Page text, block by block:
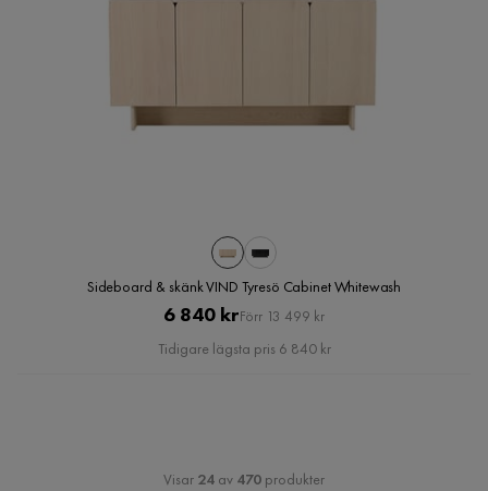
Sideboard & skänk VIND Tyresö Cabinet Whitewash
Pris
6 840 krOriginal
Pris
Förr 13 499 kr
Tidigare lägsta pris 6 840 kr
Visar 24 av 470 produkter